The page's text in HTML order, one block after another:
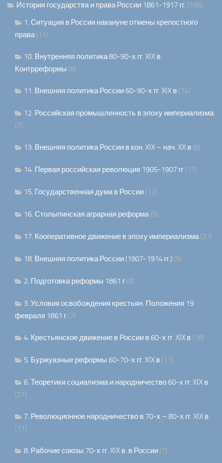
История государства и права России 1861-1917 гг. (195)
1. Ситуация в России накануне отмены крепостного
права(11)
10. Внутренняя политика 80-90-х гг. XIX в.
Контрреформы (8)
11. Внешняя политика России 60-90-х гг. XIX в (14)
12. Российская промышленность в эпоху империализма
(7)
13. Внешняя политика России в кон. XIX – нач. XX в (8)
14. Первая российская революция 1905-1907 гг (11)
15. Государственная дума в России (12)
16. Столыпинская аграрная реформа(5)
17. Кооперативное движение в эпоху империализма(27)
18. Внешняя политика России (1907-1914 гг.) (5)
2. Подготовка реформы 1861 г (8)
3. Условия освобождения крестьян. Положения 19
февраля 1861 г (7)
4. Крестьянское движение в России в 60-х гг. XIX в (18)
5. Буржуазные реформы 60-70-х гг. XIX в (11)
6. Теоретики социализма и народничество 60-х гг. XIX в
(21)
7. Революционное народничество в 70-х – 80-х гг. XIX в
(11)
8. Рабочие союзы 70-х гг. XIX в. в России (7)